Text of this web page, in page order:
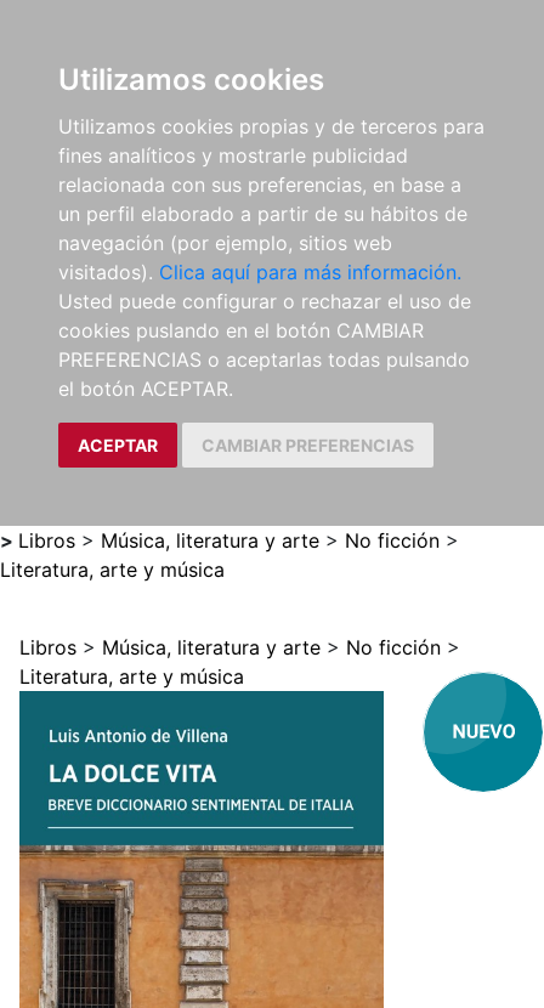
Utilizamos cookies
Utilizamos cookies propias y de terceros para
fines analíticos y mostrarle publicidad
relacionada con sus preferencias, en base a
un perfil elaborado a partir de su hábitos de
navegación (por ejemplo, sitios web
visitados). Clica aquí para más información.
Usted puede configurar o rechazar el uso de
cookies puslando en el botón CAMBIAR
PREFERENCIAS o aceptarlas todas pulsando
el botón ACEPTAR.
ACEPTAR CAMBIAR PREFERENCIAS
> Libros > Música, literatura y arte > No ficción >
Literatura, arte y música
Libros > Música, literatura y arte > No ficción >
Literatura, arte y música